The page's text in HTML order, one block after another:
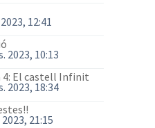
12:41
2023, 10:13
4: El castell Infinit
2023, 18:34
21:15